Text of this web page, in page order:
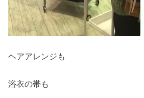
ヘアアレンジも
浴衣の帯も